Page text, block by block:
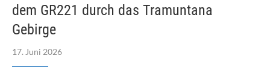
dem GR221 durch das Tramuntana
Gebirge
17. Juni 2026